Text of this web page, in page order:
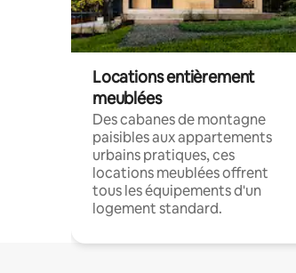
Locations entièrement
meublées
Des cabanes de montagne
paisibles aux appartements
urbains pratiques, ces
locations meublées offrent
tous les équipements d'un
logement standard.